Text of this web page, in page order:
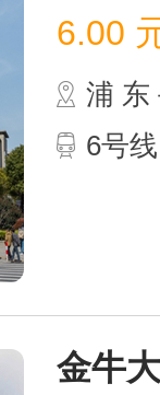
6.00
浦 东
6号
金牛